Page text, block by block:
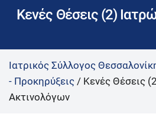
Κενές Θέσεις (2)
Ιατρικός Σύλλογος
- Προκηρύξεις / Κενές Θέσεις
Ακτινολόγων